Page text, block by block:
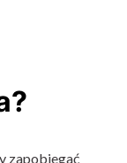
zapobiegać